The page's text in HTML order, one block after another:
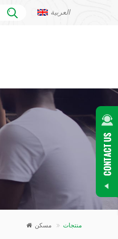
العربية
مسكن منتجات